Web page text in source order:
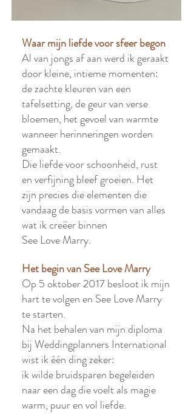
Waar mijn liefde voor sfeer begon
Al van jongs af aan werd ik geraakt
door kleine, intieme momenten:
de zachte kleuren van een
tafelsetting, de geur van verse
bloemen, het gevoel van warmte
wanneer herinneringen worden
gemaakt.
Die liefde voor schoonheid, rust
en verfijning bleef groeien. Het
zijn precies die elementen die
vandaag de basis vormen van alles
wat ik creëer binnen
See Love Marry.
Het begin van See Love Marry
Op 5 oktober 2017 besloot ik mijn
hart te volgen en See Love Marry
te starten.
Na het behalen van mijn diploma
bij Weddingplanners International
wist ik één ding zeker:
ik wilde bruidsparen begeleiden
naar een dag die voelt als magie
warm, puur en vol liefde.